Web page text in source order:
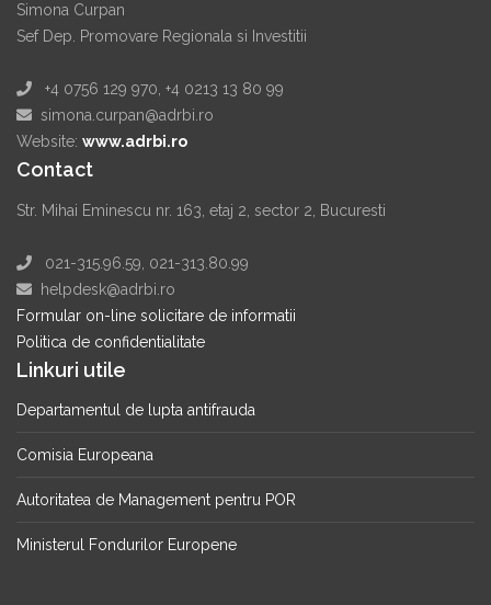
Simona Curpan
Sef Dep. Promovare Regionala si Investitii
+4 0756 129 970, +4 0213 13 80 99
simona.curpan@adrbi.ro
Website: www.adrbi.ro
Contact
Str. Mihai Eminescu nr. 163, etaj 2, sector 2, Bucuresti
021-315.96.59, 021-313.80.99
helpdesk@adrbi.ro
Formular on-line solicitare de informatii
Politica de confidentialitate
Linkuri utile
Departamentul de lupta antifrauda
Comisia Europeana
Autoritatea de Management pentru POR
Ministerul Fondurilor Europene